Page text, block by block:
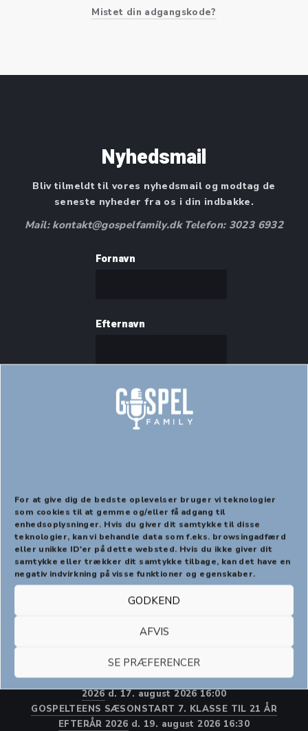
For at give dig de bedste oplevelser bruger vi teknologier
som cookies til at gemme og/eller få adgang til
enhedsoplysninger. Hvis du giver dit samtykke til disse
teknologier, kan vi behandle data som f.eks. browsingadfærd
eller unikke ID'er på dette websted. Hvis du ikke giver dit
samtykke eller trækker dit samtykke tilbage, kan det have en
negativ indvirkning på visse funktioner og egenskaber.
GODKEND
AFVIS
SE PRÆFERENCER
Mistet din adgangskode?
Nyhedsmail
Bliv tilmeldt til vores nyhedsmail og modtag de
seneste nyheder fra os i din indbakke.
Mail: kontakt@gospelfamily.dk Telefon: 3023 6932
Fornavn
Efternavn
Begivenheder
KOMMENDE 3.-9. KLASSEd. 3. august 2026 09:30
kommende 0.-2. klassed. 6. august 2026 09:00
GOSPELROOTS SÆSONSTART 3.-6. KLASSE EFTERÅR
2026d. 17. august 2026 16:00
GOSPELTEENS SÆSONSTART 7. KLASSE TIL 21 ÅR
EFTERÅR 2026 d. 19. august 2026 16:30
PREVIOUS